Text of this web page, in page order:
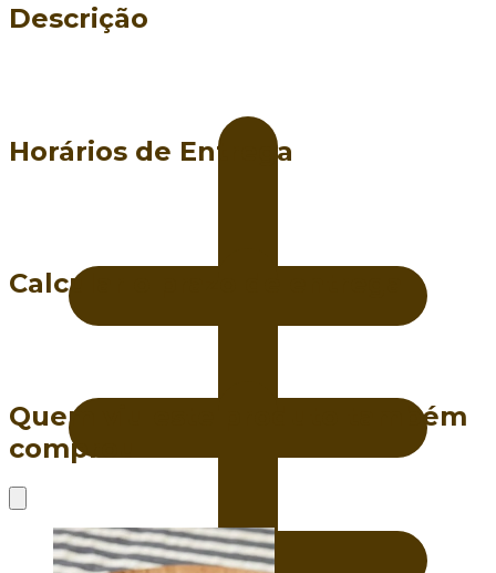
Descrição
Horários de Entrega
Calcular o prazo de entrega
Quem viu este produto também
comprou